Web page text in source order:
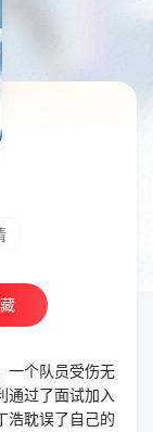
一个队员受伤无
通过了面试加入
浩耽误了自己的